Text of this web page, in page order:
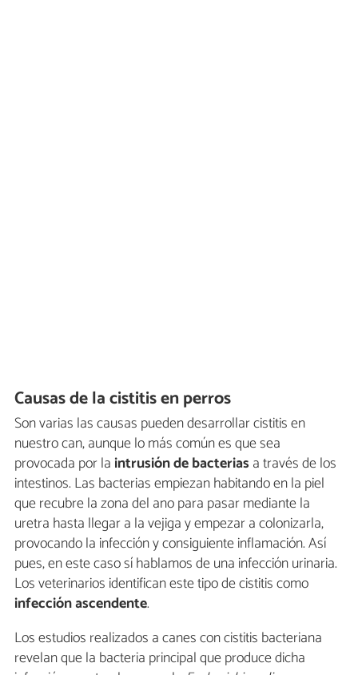
Causas de la cistitis en perros
Son varias las causas pueden desarrollar cistitis en
nuestro can, aunque lo más común es que sea
provocada por la intrusión de bacterias a través de los
intestinos. Las bacterias empiezan habitando en la piel
que recubre la zona del ano para pasar mediante la
uretra hasta llegar a la vejiga y empezar a colonizarla,
provocando la infección y consiguiente inflamación. Así
pues, en este caso sí hablamos de una infección urinaria.
Los veterinarios identifican este tipo de cistitis como
infección ascendente.
Los estudios realizados a canes con cistitis bacteriana
revelan que la bacteria principal que produce dicha